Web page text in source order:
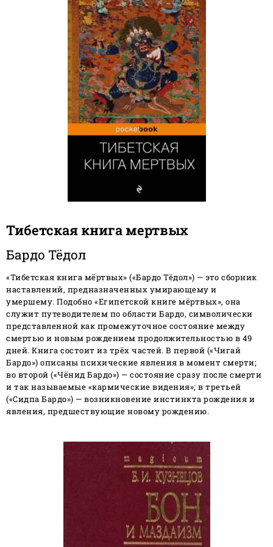
Тибетская книга мертвых
Бардо Тёдол
«Тибетская книга мёртвых» («Бардо Тёдол») — это сборник
наставлений, предназначенных умирающему и
умершему. Подобно «Египетской книге мёртвых», она
служит путеводителем по области Бардо, символически
представленной как промежуточное состояние между
смертью и новым рождением продолжительностью в 49
дней. Книга состоит из трёх частей. В первой («Чигай
Бардо») описаны психические явления в момент смерти;
во второй («Чёнид Бардо») — состояние сразу после смерти
и так называемые «кармические видения»; в третьей
(«Сидпа Бардо») — возникновение инстинкта рождения и
явления, предшествующие новому рождению.